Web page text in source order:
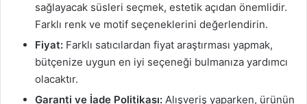
sağlayacak süsleri seçmek, estetik açıdan önemlidir.
Farklı renk ve motif seçeneklerini değerlendirin.
Fiyat: Farklı satıcılardan fiyat araştırması yapmak,
bütçenize uygun en iyi seçeneği bulmanıza yardımcı
olacaktır.
Garanti ve İade Politikası: Alışveriş yaparken, ürünün